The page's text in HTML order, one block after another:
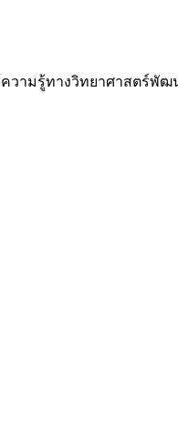
วามรู้ทางวิทยาศาสตร์